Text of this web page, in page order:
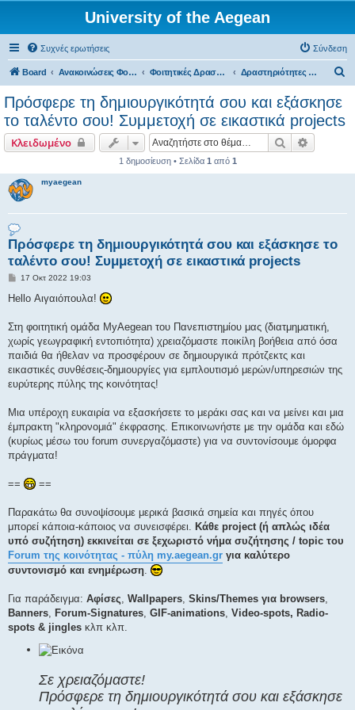
University of the Aegean
Συχνές ερωτήσεις Σύνδεση
Board Ανακοινώσεις Φοιτητικών Δραστηριοτήτων Φοιτητικές Δραστηριότητες - Σύρος Δραστηριότητες MyAegean
Πρόσφερε τη δημιουργικότητά σου και εξάσκησε
το ταλέντο σου! Συμμετοχή σε εικαστικά projects
Κλειδωμένο Αναζήτηση
1 δημοσίευση • Σελίδα 1 από 1
myaegean
Πρόσφερε τη δημιουργικότητά σου και εξάσκησε το
ταλέντο σου! Συμμετοχή σε εικαστικά projects
Δ
μ
ί
υ
σ
17 Οκτ 2022 19:03
Hello Αιγαιόπουλα!
Στη φοιτητική ομάδα MyAegean του Πανεπιστημίου μας (διατμηματική,
χωρίς γεωγραφική εντοπιότητα) χρειαζόμαστε ποικίλη βοήθεια από όσα
παιδιά θα ήθελαν να προσφέρουν σε δημιουργικά πρότζεκτς και
εικαστικές συνθέσεις-δημιουργίες για εμπλουτισμό μερών/υπηρεσιών της
ευρύτερης πύλης της κοινότητας!
Μια υπέροχη ευκαιρία να εξασκήσετε το μεράκι σας και να μείνει και μια
έμπρακτη "κληρονομιά" έκφρασης. Επικοινωνήστε με την ομάδα και εδώ
(κυρίως μέσω του forum συνεργαζόμαστε) για να συντονίσουμε όμορφα
πράγματα!
== ==
Παρακάτω θα συνοψίσουμε μερικά βασικά σημεία και πηγές όπου
μπορεί κάποια-κάποιος να συνεισφέρει. Κάθε project (ή απλώς ιδέα
υπό συζήτηση) εκκινείται σε ξεχωριστό νήμα συζήτησης / topic του
Forum της κοινότητας - πύλη my.aegean.gr για καλύτερο
συντονισμό και ενημέρωση.
Για παράδειγμα: Αφίσες, Wallpapers, Skins/Themes για browsers,
Banners, Forum-Signatures, GIF-animations, Video-spots, Radio-
spots & jingles κλπ κλπ.
Σε χρειαζόμαστε!
Πρόσφερε τη δημιουργικότητά σου και εξάσκησε